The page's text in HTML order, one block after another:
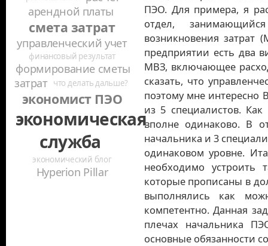
ПЭО. Для примера, я
отдел,
возникновения
предприятии есть два
МВЗ, включающее
сказать, что
поэтому мне интересно
из 5 специалистов.
вполне одинаково. В
начальника и 3
одинаковом уровне.
необходимо устроить
которые прописаны в
выполнялись как
компетентно. Данная
плечах начальника
основные обязанности
арендной платы
смета затрат
управленческий учет
финансовый результат
формирование сметы
затрат что делать дальше?
экономист ПЭО
экономическая
служба
экономический блог
Hyperion Pillar